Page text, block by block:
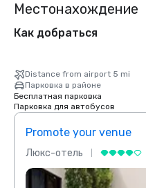
Местонахождение
Как добраться
Distance from airport 5 mi
Парковка в районе
Бесплатная парковка
Парковка для автобусов
Promote your venue
Люкс-отель